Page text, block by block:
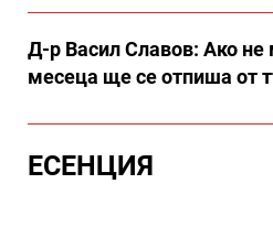
Д-р Васил Славов: Ако не
месеца ще се отпиша от
ЕСЕНЦИЯ